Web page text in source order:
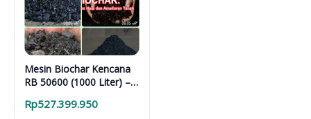
Mesin Biochar Kencana
RB 50600 (1000 Liter) –
Lengkap
Rp527.399.950